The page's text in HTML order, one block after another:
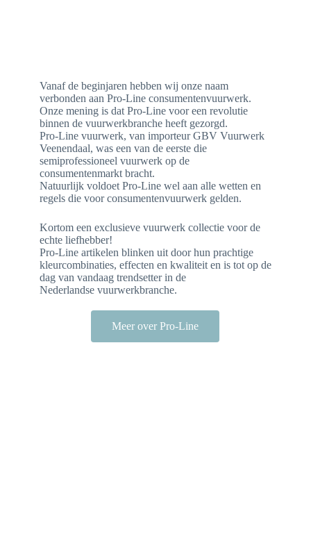
Vanaf de beginjaren hebben wij onze naam
verbonden aan Pro-Line consumentenvuurwerk.
Onze mening is dat Pro-Line voor een revolutie
binnen de vuurwerkbranche heeft gezorgd.
Pro-Line vuurwerk, van importeur GBV Vuurwerk
Veenendaal, was een van de eerste die
semiprofessioneel vuurwerk op de
consumentenmarkt bracht.
Natuurlijk voldoet Pro-Line wel aan alle wetten en
regels die voor consumentenvuurwerk gelden.
Kortom een exclusieve vuurwerk collectie voor de
echte liefhebber!
Pro-Line artikelen blinken uit door hun prachtige
kleurcombinaties, effecten en kwaliteit en is tot op de
dag van vandaag trendsetter in de
Nederlandse vuurwerkbranche.
Meer over Pro-Line